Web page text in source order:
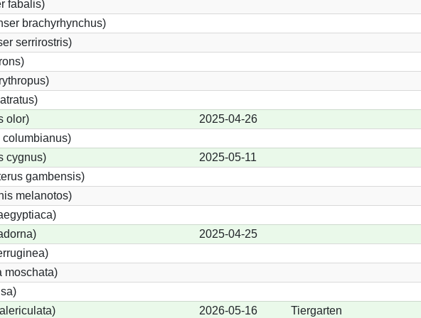
fabalis)
brachyrhynchus)
serrirostris)
olor)
2025-04-26
cygnus)
2025-05-11
gambensis)
melanotos)
2025-04-25
moschata)
2026-05-16 Tiergarten